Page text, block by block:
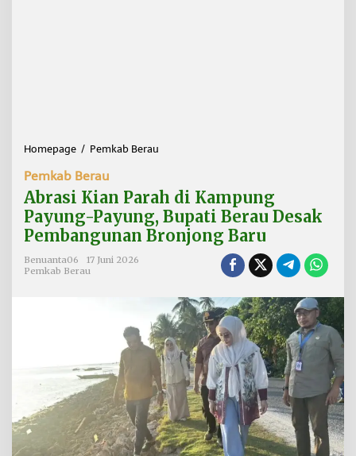
Homepage / Pemkab Berau
a
s
K
r
a
h
d
i
K
a
m
p
u
Pemkab Berau
Abrasi Kian Parah di Kampung
Payung-Payung, Bupati Berau Desak
Pembangunan Bronjong Baru
Benuanta06
17 Juni 2026
Pemkab Berau